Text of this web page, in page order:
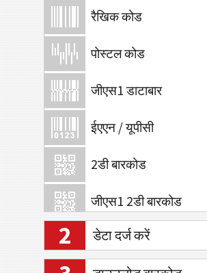
रैखिक कोड
पोस्टल कोड
जीएस1 डाटाबार
ईएएन / यूपीसी
2डी बारकोड
जीएस1 2डी बारकोड
इलेक्ट्रॉनिक बैंकिंग/एसईपीए
2 डेटा दर्ज करें